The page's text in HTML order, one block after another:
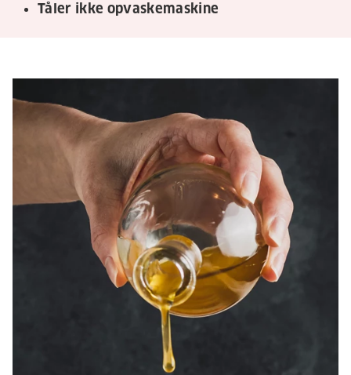
Tåler ikke opvaskemaskine